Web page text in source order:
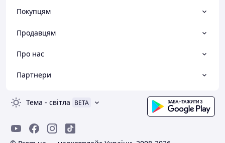
Покупцям
Продавцям
Про нас
Партнери
Тема - світла BETA